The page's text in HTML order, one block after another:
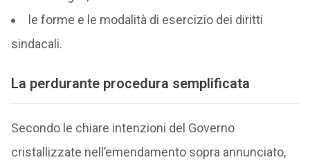
le forme e le modalità di esercizio dei diritti
sindacali.
La perdurante procedura semplificata
Secondo le chiare intenzioni del Governo
cristallizzate nell’emendamento sopra annunciato,